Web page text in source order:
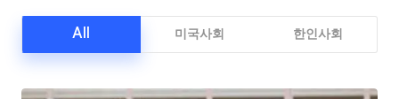
All 미국사회 한인사회